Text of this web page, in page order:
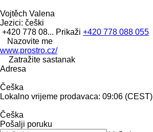
Vojtěch Valena
Jezici: češki
+420 778 08... Prikaži +420 778 088 055
Nazovite me
www.prostro.cz/
Zatražite sastanak
Adresa
Češka
Lokalno vrijeme prodavaca: 09:06 (CEST)
Češka
Pošalji poruku